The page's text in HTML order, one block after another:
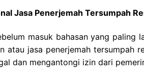
Jasa Penerjemah Tersumpah
masuk bahasan yang paling
atau jasa penerjemah tersumpah
dan mengantongi izin dari